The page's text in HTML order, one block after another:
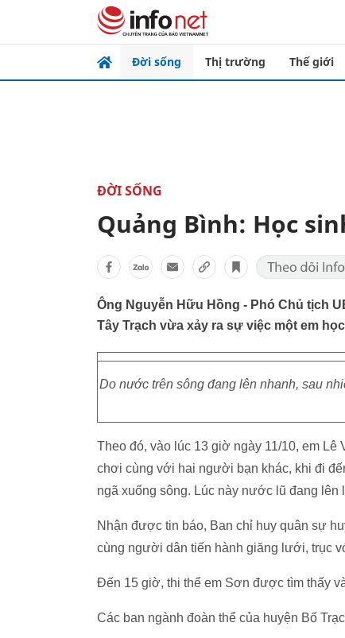
Đời sống Thị trường Thế giới
ĐỜI SỐNG
Quảng Bình: Học
Ông Nguyễn Hữu Hồng - Phó Chủ tịch
Tây Trạch vừa xảy ra sự việc một em
Do nước trên sông đang lên nhanh, sau
Theo đó, vào lúc 13 giờ ngày 11/10, em Lê
chơi cùng với hai người bạn khác, khi đi
ngã xuống sông. Lúc này nước lũ đang lên
Nhận được tin báo, Ban chỉ huy quân sự
cùng người dân tiến hành giăng lưới, trục
Đến 15 giờ, thi thể em Sơn được tìm thấy
Các ban ngành đoàn thể của huyện Bố